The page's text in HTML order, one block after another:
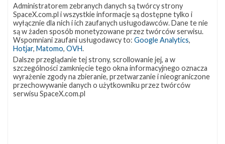
Z NASZEGO TWITTERA
Administratorem zebranych danych są twórcy strony
SpaceX.com.pl i wszystkie informacje są dostępne tylko i
wyłącznie dla nich i ich zaufanych usługodawców. Dane te nie
są w żaden sposób monetyzowane przez twórców serwisu.
Wspomniani zaufani usługodawcy to: Google Analytics,
Hotjar, Matomo, OVH.
Dalsze przeglądanie tej strony, scrollowanie jej, a w
szczególności zamknięcie tego okna informacyjnego oznacza
wyrażenie zgody na zbieranie, przetwarzanie i nieograniczone
przechowywanie danych o użytkowniku przez twórców
serwisu SpaceX.com.pl